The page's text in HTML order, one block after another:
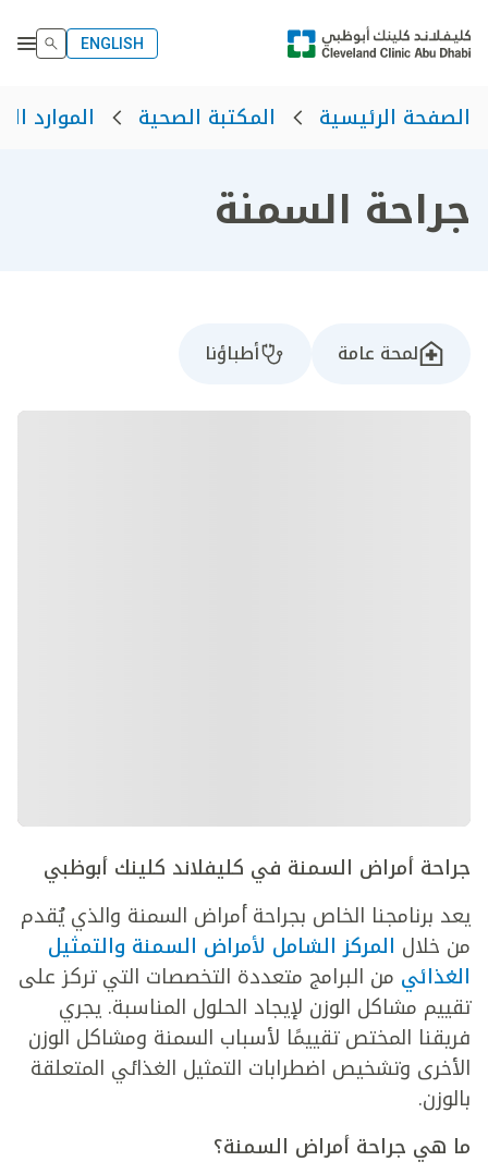
ENGLISH
الصفحة الرئيسية المكتبة الصحية الموارد
جراحة السمنة
لمحة عامة أطباؤنا
جراحة أمراض السمنة في كليفلاند كلينك أبوظبي
يعد برنامجنا الخاص بجراحة أمراض السمنة والذي يُقدم
من خلال المركز الشامل لأمراض السمنة والتمثيل
الغذائي من البرامج متعددة التخصصات التي تركز على
تقييم مشاكل الوزن لإيجاد الحلول المناسبة. يجري
فريقنا المختص تقييمًا لأسباب السمنة ومشاكل الوزن
الأخرى وتشخيص اضطرابات التمثيل الغذائي المتعلقة
بالوزن.
ما هي جراحة أمراض السمنة؟